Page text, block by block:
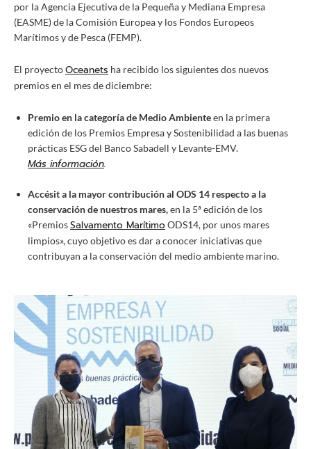
por la Agencia Ejecutiva de la Pequeña y Mediana Empresa
(EASME) de la Comisión Europea y los Fondos Europeos
Marítimos y de Pesca (FEMP).
El proyectoOceanets ha recibido los siguientes dos nuevos
premios en el mes de diciembre:
Premio en la categoría de Medio Ambienteen la primera
edición de los Premios Empresa y Sostenibilidad a las buenas
prácticas ESG del Banco Sabadell y Levante-EMV.
Más información.
Accésit a la mayor contribución al ODS 14 respecto a la
conservación de nuestros mares,en la 5ª edición de los
«PremiosSalvamento Marítimo ODS14, por unos mares
limpios», cuyo objetivo es dar a conocer iniciativas que
contribuyan a la conservación del medio ambiente marino.